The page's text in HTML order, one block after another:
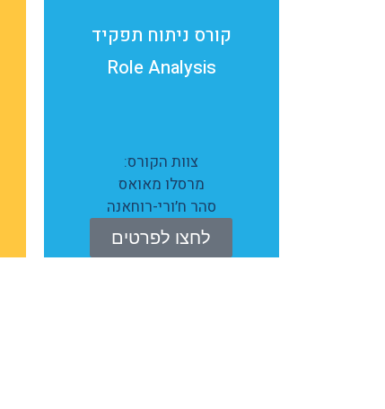
קורס ניתוח תפקיד
Role Analysis
צוות הקורס:
מרסלו מאואס
סהר ח׳ורי-רוחאנה
לחצו לפרטים